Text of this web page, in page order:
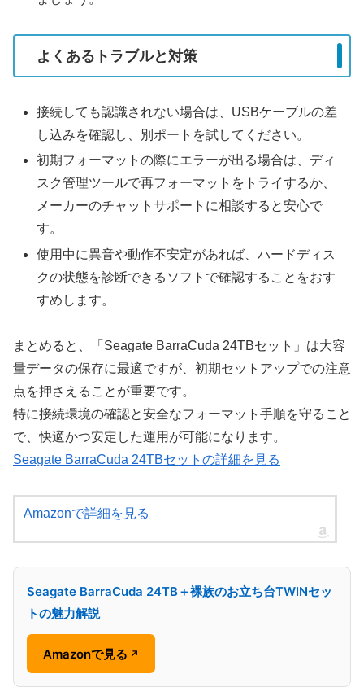
よくあるトラブルと対策
接続しても認識されない場合は、USBケーブルの差
し込みを確認し、別ポートを試してください。
初期フォーマットの際にエラーが出る場合は、ディ
スク管理ツールで再フォーマットをトライするか、
メーカーのチャットサポートに相談すると安心で
す。
使用中に異音や動作不安定があれば、ハードディス
クの状態を診断できるソフトで確認することをおす
すめします。
まとめると、「Seagate BarraCuda 24TBセット」は大容
量データの保存に最適ですが、初期セットアップでの注意
点を押さえることが重要です。
特に接続環境の確認と安全なフォーマット手順を守ること
で、快適かつ安定した運用が可能になります。
Seagate BarraCuda 24TBセットの詳細を見る
Amazonで詳細を見る
Seagate BarraCuda 24TB＋裸族のお立ち台TWINセッ
トの魅力解説
Amazonで見る ↗